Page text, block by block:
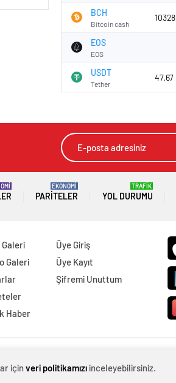
BCH
Bitcoin cash
EOS
EOS
USDT
Tether
47.67
PARITELER
EKONOMİ
YOL DURUMU
TRAFİK
Galeri
Galeri
Haber
Üye Giriş
Üye Kayıt
Şifremi Unuttum
için veri politikamızıinceleyebilirsiniz.